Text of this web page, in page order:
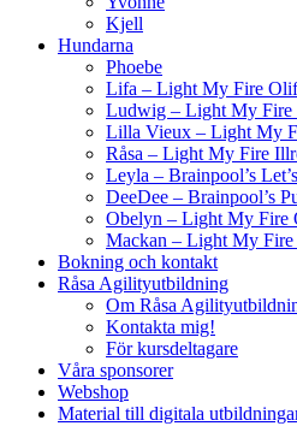
Kjell
Hundarna
Phoebe
Lifa – Light My Fire
Ludwig – Light My Fire
Lilla Vieux – Light My
Råsa – Light My Fire
Leyla – Brainpool’s
DeeDee – Brainpool’s
Obelyn – Light My Fire
Mackan – Light My
Bokning och kontakt
Råsa Agilityutbildning
Om Råsa
Kontakta mig!
För kursdeltagare
Våra sponsorer
Webshop
Material till digitala